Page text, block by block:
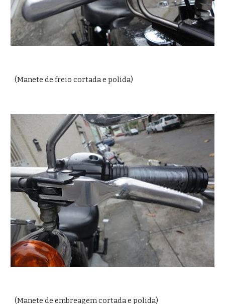
(Manete de freio cortada e polida)
(Manete de embreagem cortada e polida)